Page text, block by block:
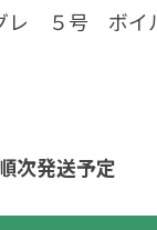
５号 ボイル
次発送予定